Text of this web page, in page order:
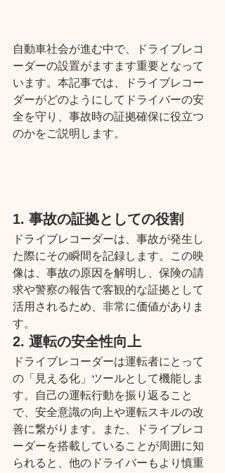
自動車社会が進む中で、ドライブレコ
ーダーの設置がますます重要となって
います。本記事では、ドライブレコー
ダーがどのようにしてドライバーの安
全を守り、事故時の証拠確保に役立つ
のかをご説明します。
1. 事故の証拠としての役割
ドライブレコーダーは、事故が発生し
た際にその瞬間を記録します。この映
像は、事故の原因を解明し、保険の請
求や警察の報告で客観的な証拠として
活用されるため、非常に価値がありま
す。
2. 運転の安全性向上
ドライブレコーダーは運転者にとって
の「見える化」ツールとして機能しま
す。自己の運転行動を振り返ること
で、安全意識の向上や運転スキルの改
善に繋がります。また、ドライブレコ
ーダーを搭載していることが周囲に知
られると、他のドライバーもより慎重